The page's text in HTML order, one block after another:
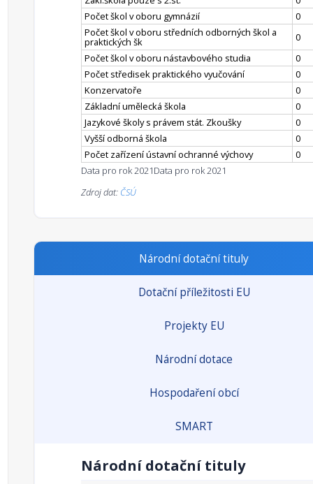
Počet škol v oboru gymnázií
0
Počet škol v oboru středních odborných škol a
praktických šk
0
Počet škol v oboru nástavbového studia
0
Počet středisek praktického vyučování
0
Konzervatoře
0
Základní umělecká škola
0
Jazykové školy s právem stát. Zkoušky
0
Vyšší odborná škola
0
Počet zařízení ústavní ochranné výchovy
0
Data pro rok 2021Data pro rok 2021
Zdroj dat: ČSÚ
Národní dotační tituly
Dotační příležitosti EU
Projekty EU
Národní dotace
Hospodaření obcí
SMART
Národní dotační tituly